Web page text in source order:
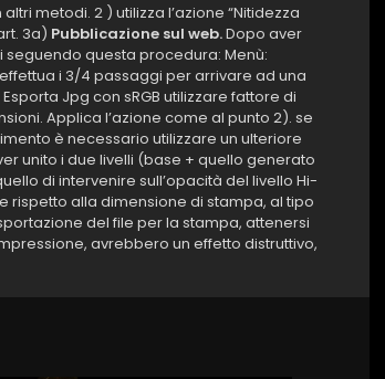
metodi. 2 ) utilizza l’azione “Nitidezza
3a) Pubblicazione sul web.Dopo aver
questa procedura: Menù:
i 3/4 passaggi per arrivare ad una
Jpg con sRGB utilizzare fattore di
Applica l’azione come al punto 2). se
è necessario utilizzare un ulteriore
unito i due livelli (base + quello generato
di intervenire sull’opacità del livello Hi-
rispetto alla dimensione di stampa, al tipo
del file per la stampa, attenersi
avrebbero un effetto distruttivo,